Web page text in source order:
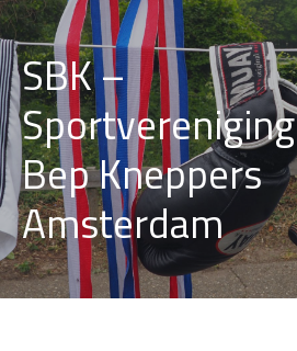
Skip
to
content
SBK –
Sportvereniging
Bep Kneppers
Amsterdam